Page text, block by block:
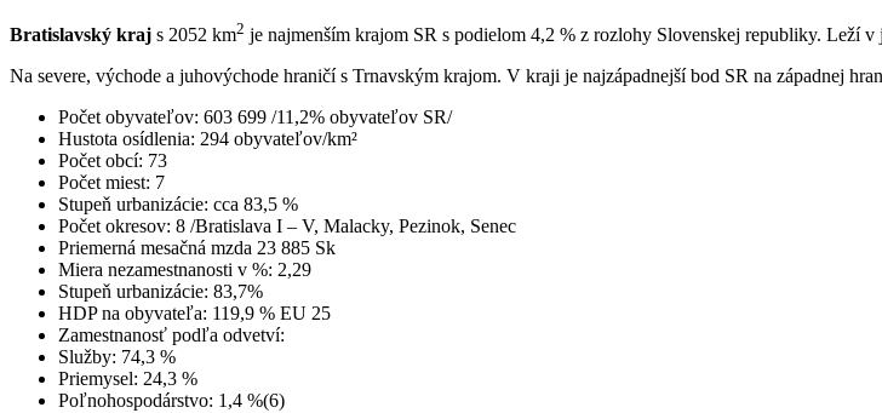
Bratislavský kraj s 2052 km2 je najmenším krajom SR s podielom 4,2 % z rozlohy Slovenskej republiky. Leží
Na severe, východe a juhovýchode hraničí s Trnavským krajom. V kraji je najzápadnejší bod SR na západnej
Počet obyvateľov: 603 699 /11,2% obyvateľov SR/
Hustota osídlenia: 294 obyvateľov/km²
Počet obcí: 73
Počet miest: 7
Stupeň urbanizácie: cca 83,5 %
Počet okresov: 8 /Bratislava I – V, Malacky, Pezinok, Senec
Priemerná mesačná mzda 23 885 Sk
Miera nezamestnanosti v %: 2,29
Stupeň urbanizácie: 83,7%
HDP na obyvateľa: 119,9 % EU 25
Zamestnanosť podľa odvetví:
Služby: 74,3 %
Priemysel: 24,3 %
Poľnohospodárstvo: 1,4 %(6)